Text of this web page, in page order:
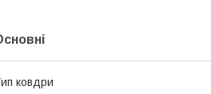
ковдри